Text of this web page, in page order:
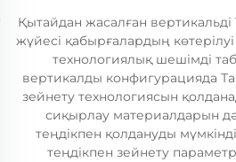
Қытайдан жасалған
жүйесі қабырғалардың
технологиялық шешімді
вертикалды конфигурацияда
зейнету технологиясын
сиқырлау материалдарын
теңдікпен қолдануды
теңдікпен зейнету